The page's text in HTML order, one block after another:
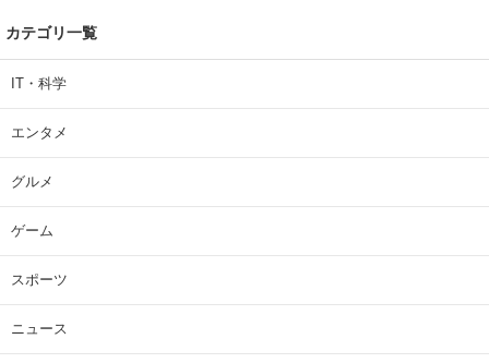
カテゴリ一覧
IT・科学
エンタメ
グルメ
ゲーム
スポーツ
ニュース